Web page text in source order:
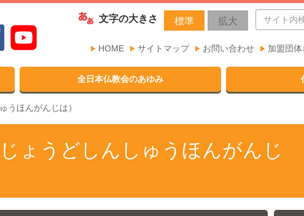
文字の大きさ 標準 拡大
HOME サイトマップ お問い合わせ 加盟団
全日本仏教会のあゆみ
うほんがんじは）
ょうどしんしゅうほんがんじ